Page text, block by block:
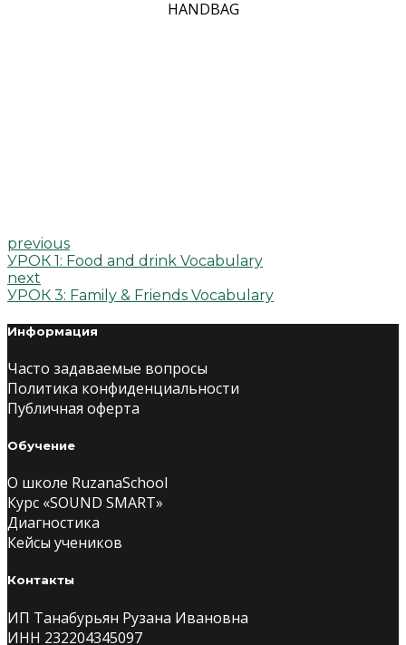
HANDBAG
previous
УРОК 1: Food and drink Vocabulary
next
УРОК 3: Family & Friends Vocabulary
Информация
Часто задаваемые вопросы
Политика конфиденциальности
Публичная оферта
Обучение
О школе RuzanaSchool
Курс «SOUND SMART»
Диагностика
Кейсы учеников
Контакты
ИП Танабурьян Рузана Ивановна
ИНН 232204345097